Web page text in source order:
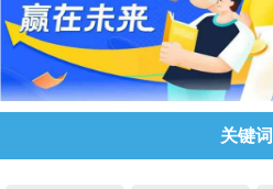
关键词